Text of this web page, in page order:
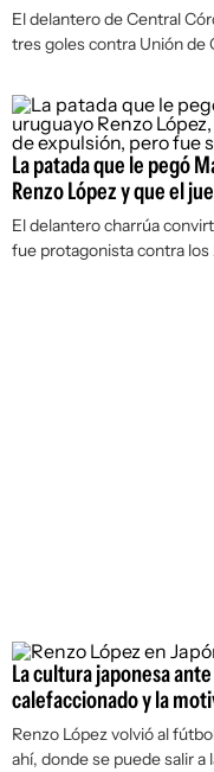
El delantero de Central
tres goles contra Unión de
La patada que le pegó
Renzo López y que el
El delantero charrúa
fue protagonista contra
La cultura japonesa
calefaccionado y la
Renzo López volvió al
ahí, donde se puede salir